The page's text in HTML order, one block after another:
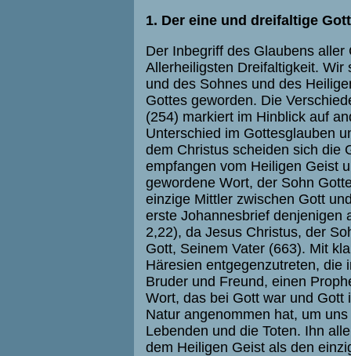
1. Der eine und dreifaltige
Der Inbegriff des Glaubens
Allerheiligsten Dreifaltigkeit. Wir
und des Sohnes und des
Gottes geworden. Die
(254) markiert im Hinblick auf
Unterschied im Gottesglauben
dem Christus scheiden sich die
empfangen vom Heiligen Geist
gewordene Wort, der Sohn
einzige Mittler zwischen Gott
erste Johannesbrief denjenigen
2,22), da Jesus Christus, der
Gott, Seinem Vater (663). Mit
Häresien entgegenzutreten, die
Bruder und Freund, einen
Wort, das bei Gott war und Gott
Natur angenommen hat, um
Lebenden und die Toten. Ihn
dem Heiligen Geist als den